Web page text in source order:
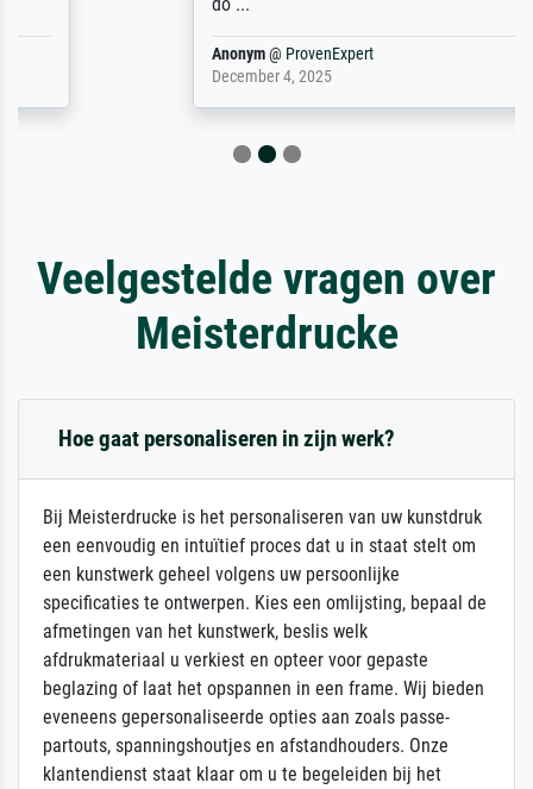
ProvenExpert
December 4, 2025
Veelgestelde vragen over
Meisterdrucke
Hoe gaat personaliseren in zijn werk?
Bij Meisterdrucke is het personaliseren van uw kunstdruk
een eenvoudig en intuïtief proces dat u in staat stelt om
een kunstwerk geheel volgens uw persoonlijke
specificaties te ontwerpen. Kies een omlijsting, bepaal de
afmetingen van het kunstwerk, beslis welk
afdrukmateriaal u verkiest en opteer voor gepaste
beglazing of laat het opspannen in een frame. Wij bieden
eveneens gepersonaliseerde opties aan zoals passe-
partouts, spanningshoutjes en afstandhouders. Onze
klantendienst staat klaar om u te begeleiden bij het